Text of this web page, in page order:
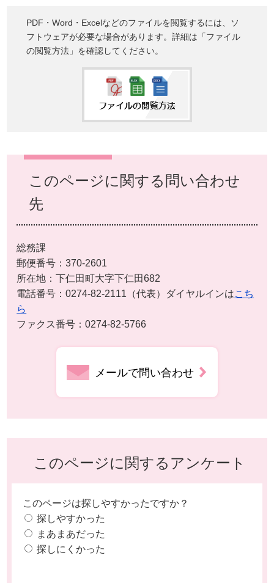
PDF・Word・Excelなどのファイルを閲覧するには、ソ
フトウェアが必要な場合があります。詳細は「ファイル
の閲覧方法」を確認してください。
このページに関する問い合わせ
先
総務課
郵便番号：370-2601
所在地：下仁田町大字下仁田682
電話番号：0274-82-2111（代表）ダイヤルインはこち
ら
ファクス番号：0274-82-5766
メールで問い合わせ
このページに関するアンケート
このページは探しやすかったですか？
探しやすかった
まあまあだった
探しにくかった